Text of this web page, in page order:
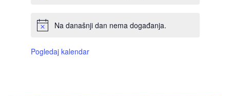
Na današnji dan nema događanja.
Pogledaj kalendar